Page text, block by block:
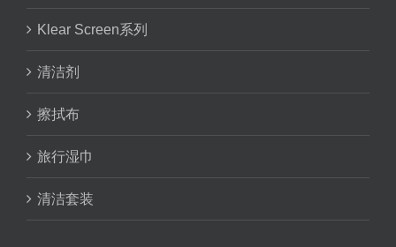
Klear Screen系列
清洁剂
擦拭布
旅行湿巾
清洁套装